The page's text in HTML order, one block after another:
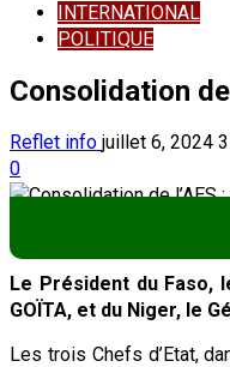
INTERNATIONAL
POLITIQUE
Consolidation
Reflet info juillet 6, 2024
0
Le Président du Faso,
GOÏTA, et du Niger, le
Les trois Chefs d’Etat,